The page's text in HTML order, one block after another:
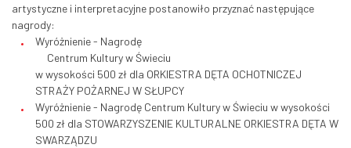
artystyczne i interpretacyjne postanowiło przyznać następujące
nagrody:
Wyróżnienie - Nagrodę
Centrum Kultury w Świeciu
w wysokości 500 zł dla ORKIESTRA DĘTA OCHOTNICZEJ
STRAŻY POŻARNEJ W SŁUPCY
Wyróżnienie - Nagrodę Centrum Kultury w Świeciu w wysokości
500 zł dla STOWARZYSZENIE KULTURALNE ORKIESTRA DĘTA W
SWARZĄDZU